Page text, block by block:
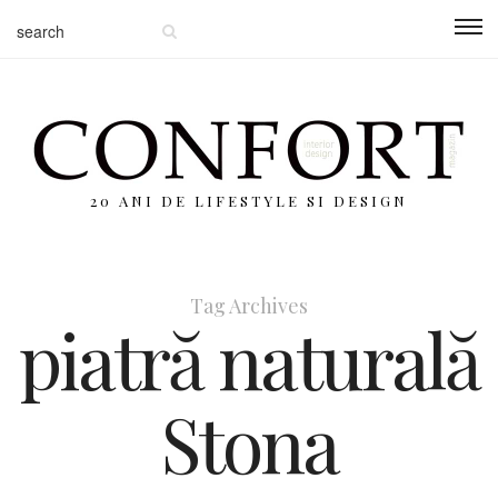
20 ANI DE LIFESTYLE SI DESIGN
Tag Archives
piatră naturală
Stona